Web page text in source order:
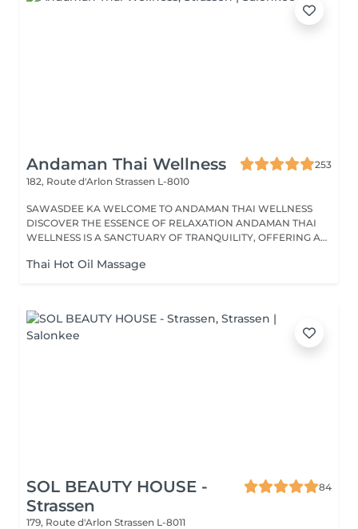
Andaman Thai Wellness
253
182, Route d'Arlon Strassen L-8010
SAWASDEE KA WELCOME TO ANDAMAN THAI WELLNESS
DISCOVER THE ESSENCE OF RELAXATION ANDAMAN THAI
WELLNESS IS A SANCTUARY OF TRANQUILITY, OFFERING A
Thai Hot Oil Massage
SOL BEAUTY HOUSE -
Strassen
84
179, Route d'Arlon Strassen L-8011